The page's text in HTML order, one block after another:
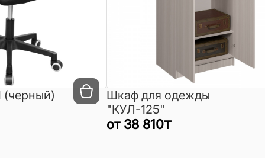
(черный)
Шкаф для одежды
"КУЛ-125"
от 38 810₸